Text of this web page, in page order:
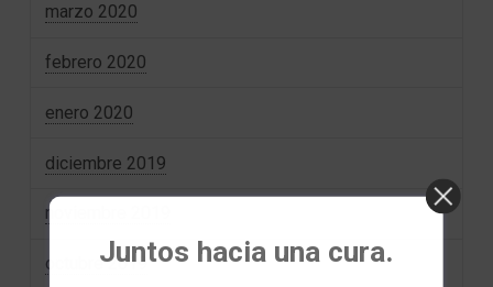
marzo 2020
febrero 2020
enero 2020
diciembre 2019
noviembre 2019
octubre 2019Juntos hacia una cura.